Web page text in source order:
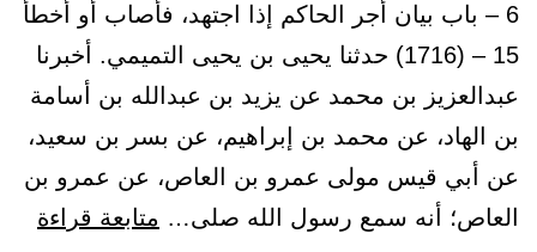
الامتناع
من
أداء
حق
لزمه
أو
6 – باب بيان أجر الحاكم إذا اجتهد، فأصاب أو أخطأ
15 – (1716) حدثنا يحيى بن يحيى التميمي. أخبرنا
عبدالعزيز بن محمد عن يزيد بن عبدالله بن أسامة
بن الهاد، عن محمد بن إبراهيم، عن بسر بن سعيد،
عن أبي قيس مولى عمرو بن العاص، عن عمرو بن
العاص؛ أنه سمع رسول الله صلى… متابعة قراءة